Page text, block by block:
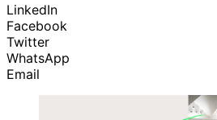
LinkedIn
Facebook
Twitter
WhatsApp
Email